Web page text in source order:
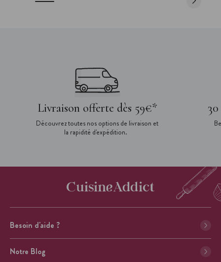
Livraison offerte dès 59€*
Découvrez toutes nos options de livraison et
la rapidité d'expédition.
Besoin d'aide ?
Notre Blog